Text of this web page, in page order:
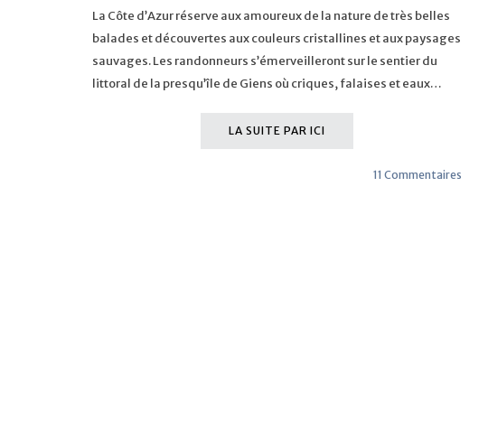
La Côte d’Azur réserve aux amoureux de la nature de très belles
balades et découvertes aux couleurs cristallines et aux paysages
sauvages. Les randonneurs s’émerveilleront sur le sentier du
littoral de la presqu’île de Giens où criques, falaises et eaux…
LA SUITE PAR ICI
11 Commentaires